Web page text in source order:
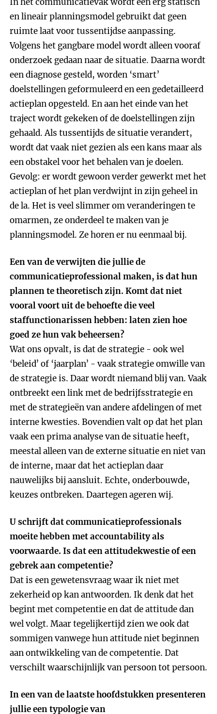
en lineair planningsmodel gebruikt dat geen
ruimte laat voor tussentijdse aanpassing.
Volgens het gangbare model wordt alleen vooraf
onderzoek gedaan naar de situatie. Daarna wordt
een diagnose gesteld, worden ‘smart’
doelstellingen geformuleerd en een gedetailleerd
actieplan opgesteld. En aan het einde van het
traject wordt gekeken of de doelstellingen zijn
gehaald. Als tussentijds de situatie verandert,
wordt dat vaak niet gezien als een kans maar als
een obstakel voor het behalen van je doelen.
Gevolg: er wordt gewoon verder gewerkt met het
actieplan of het plan verdwijnt in zijn geheel in
de la. Het is veel slimmer om veranderingen te
omarmen, ze onderdeel te maken van je
planningsmodel. Ze horen er nu eenmaal bij.
Een van de verwijten die jullie de
communicatieprofessional maken, is dat hun
plannen te theoretisch zijn. Komt dat niet
vooral voort uit de behoefte die veel
staffunctionarissen hebben: laten zien hoe
goed ze hun vak beheersen?
Wat ons opvalt, is dat de strategie - ook wel
‘beleid’ of ‘jaarplan’ - vaak strategie omwille van
de strategie is. Daar wordt niemand blij van. Vaak
ontbreekt een link met de bedrijfsstrategie en
met de strategieën van andere afdelingen of met
interne kwesties. Bovendien valt op dat het plan
vaak een prima analyse van de situatie heeft,
meestal alleen van de externe situatie en niet van
de interne, maar dat het actieplan daar
nauwelijks bij aansluit. Echte, onderbouwde,
keuzes ontbreken. Daartegen ageren wij.
U schrijft dat communicatieprofessionals
moeite hebben met accountability als
voorwaarde. Is dat een attitudekwestie of een
gebrek aan competentie?
Dat is een gewetensvraag waar ik niet met
zekerheid op kan antwoorden. Ik denk dat het
begint met competentie en dat de attitude dan
wel volgt. Maar tegelijkertijd zien we ook dat
sommigen vanwege hun attitude niet beginnen
aan ontwikkeling van de competentie. Dat
verschilt waarschijnlijk van persoon tot persoon.
In een van de laatste hoofdstukken presenteren
jullie een typologie van